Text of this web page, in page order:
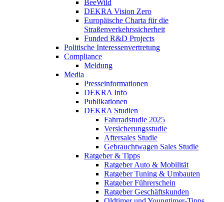
BeeWild
DEKRA Vision Zero
Europäische Charta für die
Straßenverkehrssicherheit
Funded R&D Projects
Politische Interessenvertretung
Compliance
Meldung
Media
Presseinformationen
DEKRA Info
Publikationen
DEKRA Studien
Fahrradstudie 2025
Versicherungsstudie
Aftersales Studie
Gebrauchtwagen Sales Studie
Ratgeber & Tipps
Ratgeber Auto & Mobilität
Ratgeber Tuning & Umbauten
Ratgeber Führerschein
Ratgeber Geschäftskunden